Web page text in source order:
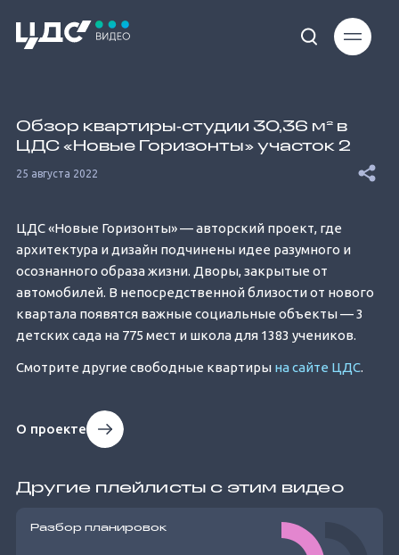
14.71%
Обзор квартиры‐студии 30,36 м² в
ЦДС «Новые Горизонты» участок 2
25 августа 2022
ЦДС «Новые Горизонты» — авторский проект, где
архитектура и дизайн подчинены идее разумного и
осознанного образа жизни. Дворы, закрытые от
автомобилей. В непосредственной близости от нового
квартала появятся важные социальные объекты — 3
детских сада на 775 мест и школа для 1383 учеников.
Смотрите другие свободные квартиры на сайте ЦДС.
О проекте
Другие плейлисты с этим видео
Разбор планировок